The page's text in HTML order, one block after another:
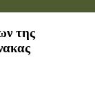
της